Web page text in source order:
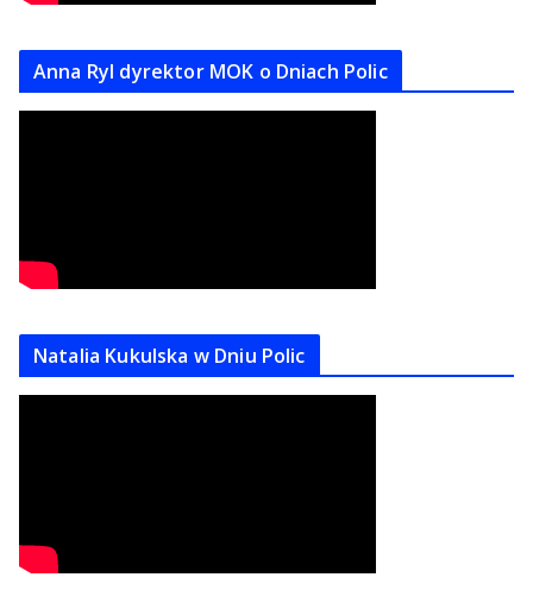
Anna Ryl dyrektor MOK o Dniach Polic
Natalia Kukulska w Dniu Polic